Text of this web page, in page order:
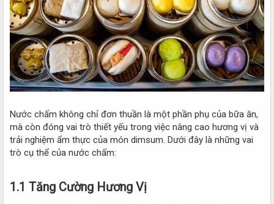
Nước chấm không chỉ đơn thuần là một phần phụ của bữa ăn,
mà còn đóng vai trò thiết yếu trong việc nâng cao hương vị và
trải nghiệm ẩm thực của món dimsum. Dưới đây là những vai
trò cụ thể của nước chấm:
1.1 Tăng Cường Hương Vị